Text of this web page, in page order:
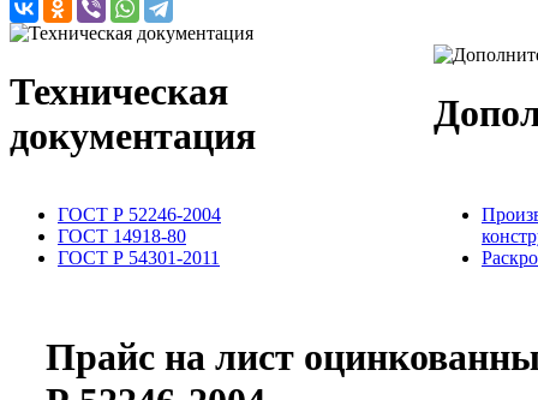
Техническая
документация
ГОСТ Р 52246-2004
ГОСТ 14918-80
ГОСТ Р 54301-2011
Прайс на лист